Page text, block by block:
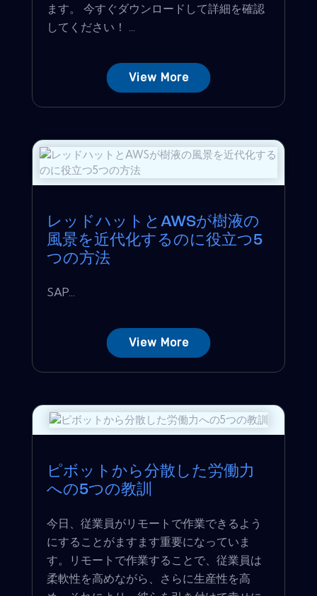
ます。 今すぐダウンロードして詳細を確認
してください！ ...
View More
レッドハットとAWSが樹液の
風景を近代化するのに役立つ5
つの方法
SAP...
View More
ピボットから分散した労働力
への5つの教訓
今日、従業員がリモートで作業できるよう
にすることがますます重要になっていま
す。リモートで作業することで、従業員は
柔軟性を高めながら、さらに生産性を高